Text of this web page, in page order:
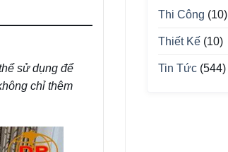
sử dụng để
chỉ thêm
Thi Công (10)
Thiết Kế (10)
Tin Tức (544)